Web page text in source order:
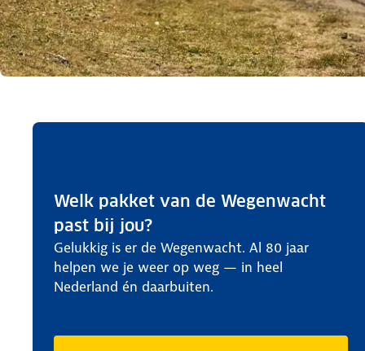
Welk pakket van de Wegenwacht
past bij jou?
Gelukkig is er de Wegenwacht. Al 80 jaar
helpen we je weer op weg — in heel
Nederland én daarbuiten.